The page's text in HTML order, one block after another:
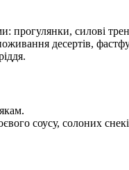
прогулянки, силові
десертів,
соусу, солоних